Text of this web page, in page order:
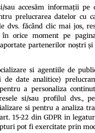
Politica de
de semne. Nici o instituţie
sau accesăm informații pe
prelucrarea datelor cu
dvs. făcând clic mai jos,
orice moment pe
partenerilor noștri și
si agentiile de
date analitice)
a personaliza
si/sau profilul dvs.,
si pentru a analiza
15-22 din GDPR in
pot fi exercitate prin